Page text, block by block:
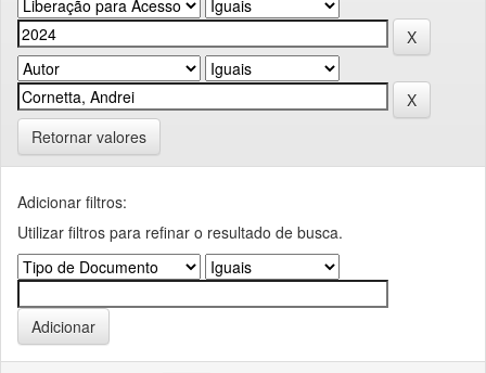
Retornar valores
Adicionar filtros:
Utilizar filtros para refinar o resultado de busca.